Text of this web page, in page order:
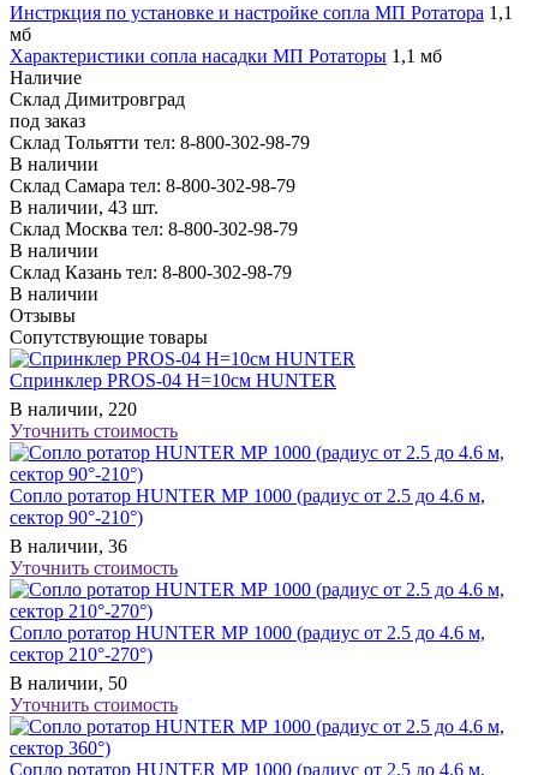
Инстркция по установке и настройке сопла МП Ротатора 1,1
мб
Характеристики сопла насадки МП Ротаторы 1,1 мб
Наличие
Склад Димитровград
под заказ
Склад Тольятти тел: 8-800-302-98-79
В наличии
Склад Самара тел: 8-800-302-98-79
В наличии, 43 шт.
Склад Москва тел: 8-800-302-98-79
В наличии
Склад Казань тел: 8-800-302-98-79
В наличии
Отзывы
Сопутствующие товары
Спринклер PROS-04 Н=10см HUNTER
В наличии, 220
Уточнить стоимость
Сопло ротатор HUNTER МР 1000 (радиус от 2.5 до 4.6 м,
сектор 90°-210°)
В наличии, 36
Уточнить стоимость
Сопло ротатор HUNTER МР 1000 (радиус от 2.5 до 4.6 м,
сектор 210°-270°)
В наличии, 50
Уточнить стоимость
Сопло ротатор HUNTER МР 1000 (радиус от 2.5 до 4.6 м,